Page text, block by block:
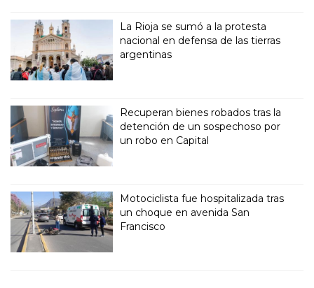
La Rioja se sumó a la protesta
nacional en defensa de las tierras
argentinas
Recuperan bienes robados tras la
detención de un sospechoso por
un robo en Capital
Motociclista fue hospitalizada tras
un choque en avenida San
Francisco